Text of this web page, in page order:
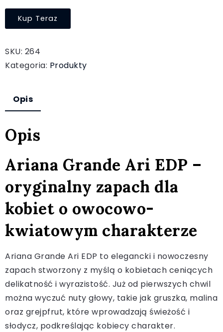
Kup Teraz
SKU: 264
Kategoria: Produkty
Opis
Opis
Ariana Grande Ari EDP –
oryginalny zapach dla
kobiet o owocowo-
kwiatowym charakterze
Ariana Grande Ari EDP to elegancki i nowoczesny
zapach stworzony z myślą o kobietach ceniących
delikatność i wyrazistość. Już od pierwszych chwil
można wyczuć nuty głowy, takie jak gruszka, malina
oraz grejpfrut, które wprowadzają świeżość i
słodycz, podkreślając kobiecy charakter.